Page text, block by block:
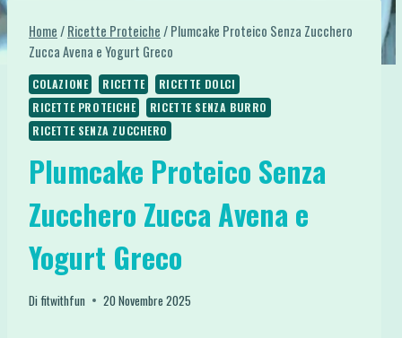
Home/Ricette Proteiche/Plumcake Proteico Senza Zucchero
Zucca Avena e Yogurt Greco
COLAZIONE RICETTE
RICETTE DOLCI
RICETTE PROTEICHE
RICETTE SENZA BURRO
RICETTE SENZA ZUCCHERO
Plumcake Proteico Senza
Zucchero Zucca Avena e
Yogurt Greco
Difitwithfun 20 Novembre 2025